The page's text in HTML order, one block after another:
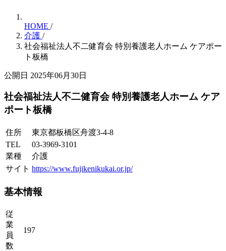
HOME /
介護 /
社会福祉法人不二健育会 特別養護老人ホーム ケアポー
ト板橋
公開日 2025年06月30日
社会福祉法人不二健育会 特別養護老人ホーム ケア
ポート板橋
住所
東京都板橋区舟渡3-4-8
TEL
03-3969-3101
業種
介護
サイト https://www.fujikenikukai.or.jp/
基本情報
従
業
員
数
197